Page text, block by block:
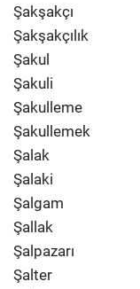
Şakşakçı
Şakşakçılık
Şakul
Şakuli
Şakulleme
Şakullemek
Şalak
Şalaki
Şalgam
Şallak
Şalpazarı
Şalter